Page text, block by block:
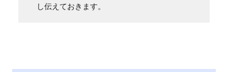
し伝えておきます。